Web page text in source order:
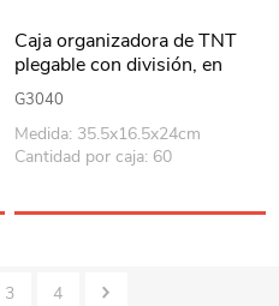
Caja organizadora de TNT
plegable con división, en
bolsa, varios colores
G3040
Medida: 35.5x16.5x24cm
Cantidad por caja: 60
3 4